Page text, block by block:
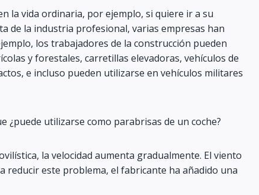
la vida ordinaria, por ejemplo, si quiere ir a su
de la industria profesional, varias empresas han
los trabajadores de la construcción pueden
y forestales, carretillas elevadoras, vehículos de
e incluso pueden utilizarse en vehículos militares
¿puede utilizarse como parabrisas de un coche?
la velocidad aumenta gradualmente. El viento
reducir este problema, el fabricante ha añadido una